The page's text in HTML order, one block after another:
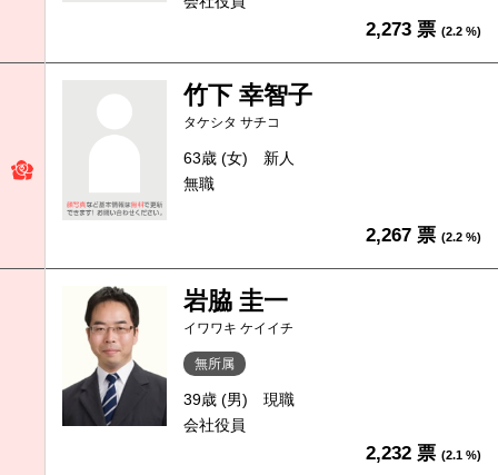
2,273 票 (2.2 %)
竹下 幸智子
タケシタ サチコ
63歳 (女)
新人
無職
2,267 票 (2.2 %)
岩脇 圭一
イワワキ ケイイチ
無所属
39歳 (男)
現職
会社役員
2,232 票 (2.1 %)